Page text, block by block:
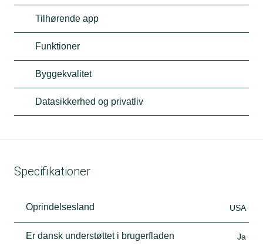
Tilhørende app
Funktioner
Byggekvalitet
Datasikkerhed og privatliv
Specifikationer
Oprindelsesland USA
Er dansk understøttet i brugerfladen Ja